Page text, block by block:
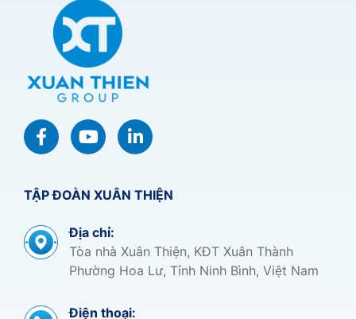
TẬP ĐOÀN XUÂN THIỆN
Địa chỉ:
Tòa nhà Xuân Thiện, KĐT Xuân Thành
Phường Hoa Lư, Tỉnh Ninh Bình, Việt Nam
Điện thoại: